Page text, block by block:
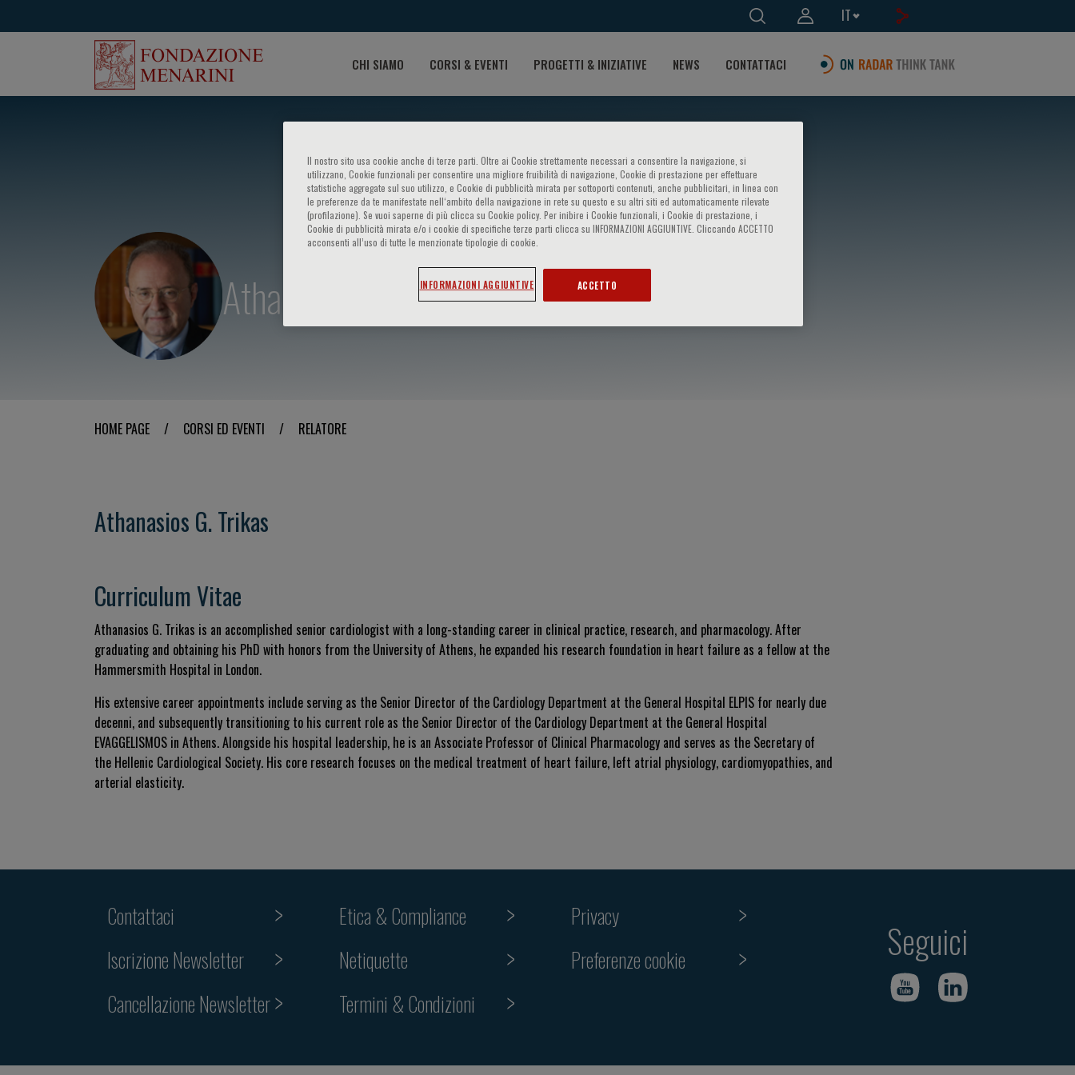
IT
CHI SIAMO CORSI & EVENTI PROGETTI & INIZIATIVE NEWS CONTATTACI
Athanasios G. Trikas
HOME PAGE / CORSI ED EVENTI / RELATORE
Athanasios G. Trikas
Curriculum Vitae
Athanasios G. Trikas is an accomplished senior cardiologist with a long-standing career in clinical practice, research, and pharmacology. After
graduating and obtaining his PhD with honors from the University of Athens, he expanded his research foundation in heart failure as a fellow at the
Hammersmith Hospital in London.
His extensive career appointments include serving as the Senior Director of the Cardiology Department at the General Hospital ELPIS for nearly due
decenni, and subsequently transitioning to his current role as the Senior Director of the Cardiology Department at the General Hospital
EVAGGELISMOS in Athens. Alongside his hospital leadership, he is an Associate Professor of Clinical Pharmacology and serves as the Secretary of
the Hellenic Cardiological Society. His core research focuses on the medical treatment of heart failure, left atrial physiology, cardiomyopathies, and
arterial elasticity.
Contattaci
Iscrizione Newsletter
Cancellazione Newsletter
Etica & Compliance
Netiquette
Termini & Condizioni
Privacy
Preferenze cookie
Seguici
Il nostro sito usa cookie anche di terze parti. Oltre ai Cookie strettamente necessari a consentire la navigazione, si
utilizzano, Cookie funzionali per consentire una migliore fruibilità di navigazione, Cookie di prestazione per effettuare
statistiche aggregate sul suo utilizzo, e Cookie di pubblicità mirata per sottoporti contenuti, anche pubblicitari, in linea con
le preferenze da te manifestate nell‘ambito della navigazione in rete su questo e su altri siti ed automaticamente rilevate
(profilazione). Se vuoi saperne di più clicca su Cookie policy. Per inibire i Cookie funzionali, i Cookie di prestazione, i
Cookie di pubblicità mirata e/o i cookie di specifiche terze parti clicca su INFORMAZIONI AGGIUNTIVE. Cliccando ACCETTO
acconsenti all’uso di tutte le menzionate tipologie di cookie.
INFORMAZIONI AGGIUNTIVE ACCETTO